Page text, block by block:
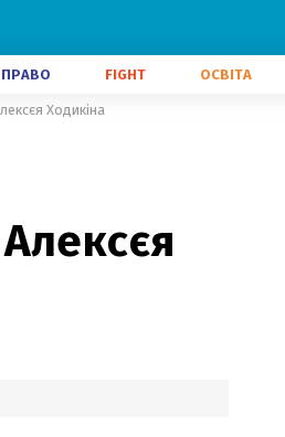
ПРАВО FIGHT ОСВІТА
Ходикіна